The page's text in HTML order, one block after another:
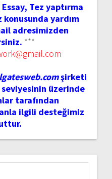
Tez yaptırma
yardım
adresimizden
***
şirketi
üzerinde
tarafından
ilgili desteğimiz